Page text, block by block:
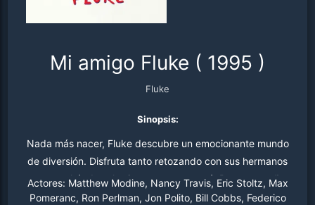
Mi amigo Fluke ( 1995 )
Fluke
Sinopsis:
Nada más nacer, Fluke descubre un emocionante mundo
de diversión. Disfruta tanto retozando con sus hermanos
como echándose la siesta con su mamá. Pero un sueño
recurrente y una serie de percances le traen a la
Actores: Matthew Modine, Nancy Travis, Eric Stoltz, Max
Pomeranc, Ron Perlman, Jon Polito, Bill Cobbs, Federico